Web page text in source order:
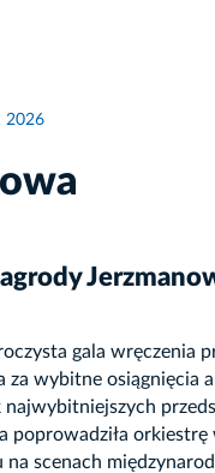
2026
gala wręczenia
za wybitne
scenach